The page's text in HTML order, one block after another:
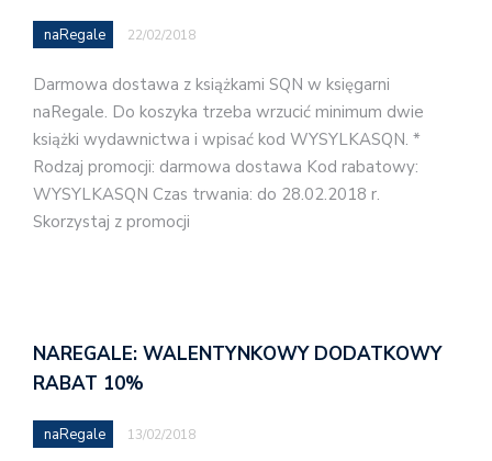
naRegale 22/02/2018
Darmowa dostawa z książkami SQN w księgarni
naRegale. Do koszyka trzeba wrzucić minimum dwie
książki wydawnictwa i wpisać kod WYSYLKASQN. *
Rodzaj promocji: darmowa dostawa Kod rabatowy:
WYSYLKASQN Czas trwania: do 28.02.2018 r.
Skorzystaj z promocji
NAREGALE: WALENTYNKOWY DODATKOWY
RABAT 10%
naRegale 13/02/2018